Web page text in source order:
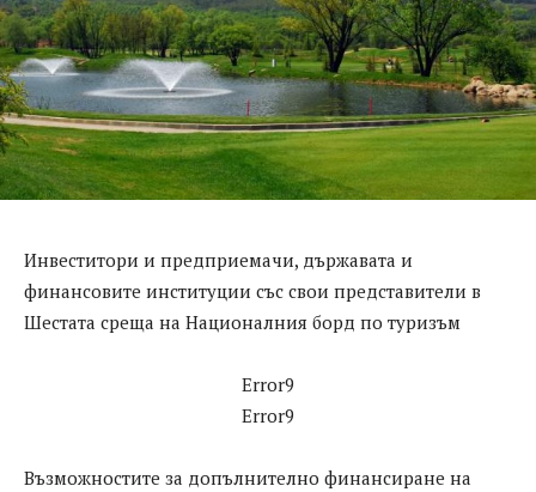
Инвеститори и предприемачи, държавата и
финансовите институции със свои представители в
Шестата среща на Националния борд по туризъм
Error9
Error9
Възможностите за допълнително финансиране на